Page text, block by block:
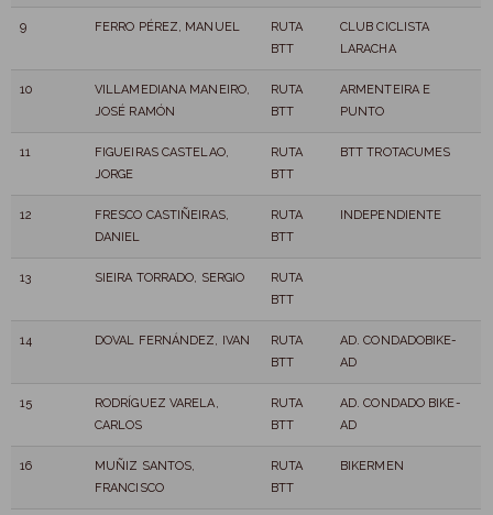
9 FERRO PÉREZ, MANUEL
RUTA
BTT
CLUB CICLISTA
LARACHA
10
VILLAMEDIANA MANEIRO,
JOSÉ RAMÓN
RUTA
BTT
ARMENTEIRA E
PUNTO
11
FIGUEIRAS CASTELAO,
JORGE
RUTA
BTT
BTT TROTACUMES
12
FRESCO CASTIÑEIRAS,
DANIEL
RUTA
BTT
INDEPENDIENTE
13 SIEIRA TORRADO, SERGIO
RUTA
BTT
14 DOVAL FERNÁNDEZ, IVAN
RUTA
BTT
AD. CONDADOBIKE-
AD
15
RODRÍGUEZ VARELA,
CARLOS
RUTA
BTT
AD. CONDADO BIKE-
AD
16
MUÑIZ SANTOS,
FRANCISCO
RUTA
BTT
BIKERMEN